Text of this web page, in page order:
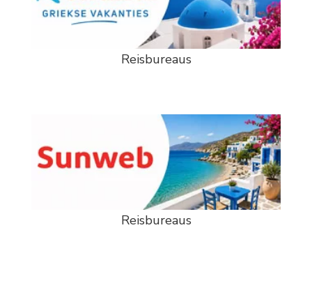
Reisbureaus
Reisbureaus